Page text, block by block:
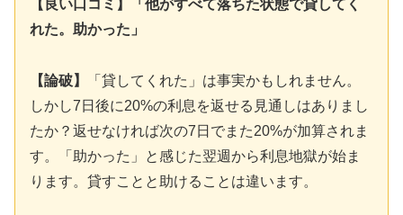
【良い口コミ】「他がすべて落ちた状態で貸してく
れた。助かった」
【論破】
「貸してくれた」は事実かもしれません。
しかし7日後に20%の利息を返せる見通しはありまし
たか？返せなければ次の7日でまた20%が加算されま
す。「助かった」と感じた翌週から利息地獄が始ま
ります。貸すことと助けることは違います。